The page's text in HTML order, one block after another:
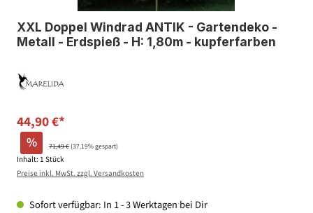
XXL Doppel Windrad ANTIK - Gartendeko -
Metall - Erdspieß - H: 1,80m - kupferfarben
44,90 €*
% 71,49 €(37.19% gespart)
Inhalt: 1 Stück
Preise inkl. MwSt. zzgl. Versandkosten
Sofort verfügbar: In 1 - 3 Werktagen bei Dir